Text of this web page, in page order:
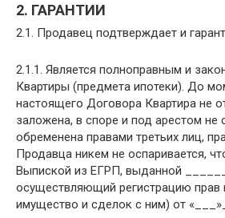
2. ГАРАНТИИ
2.1. Продавец подтверждает и
2.1.1. Является полноправным и
Квартиры (предмета ипотеки). До
настоящего Договора Квартира не
заложена, в споре и под арестом не
обременена правами третьих лиц,
Продавца никем не оспаривается,
Выпиской из ЕГРП, выданной
осуществляющий регистрацию прав
имущество и сделок с ним) от